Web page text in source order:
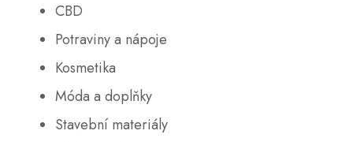
CBD
Potraviny a nápoje
Kosmetika
Móda a doplňky
Stavební materiály